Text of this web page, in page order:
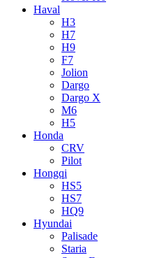
Haval
H3
H7
H9
F7
Jolion
Dargo
Dargo X
M6
H5
Honda
CRV
Pilot
Hongqi
HS5
HS7
HQ9
Hyundai
Palisade
Staria